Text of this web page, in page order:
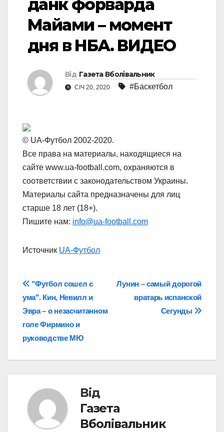
данк форварда
Майами – момент
дня в НБА. ВИДЕО
Від Газета Вболівальник
СІЧ 20, 2020 #Баскетбол
© UA-Футбол 2002-2020.
Все права на материалы, находящиеся на
сайте www.ua-football.com, охраняются в
соответствии с законодательством Украины.
Материалы сайта предназначены для лиц
старше 18 лет (18+).
Пишите нам: info@ua-football.com
Источник UA-Футбол
Навігація
записів
Лунин – самый дорогой
вратарь испанской
Сегунды
"Футбол сошел с
ума". Кин, Невилл и
Эвра – о незасчитанном
голе Фирмино и
руководстве МЮ
Від
Газета
Вболівальник